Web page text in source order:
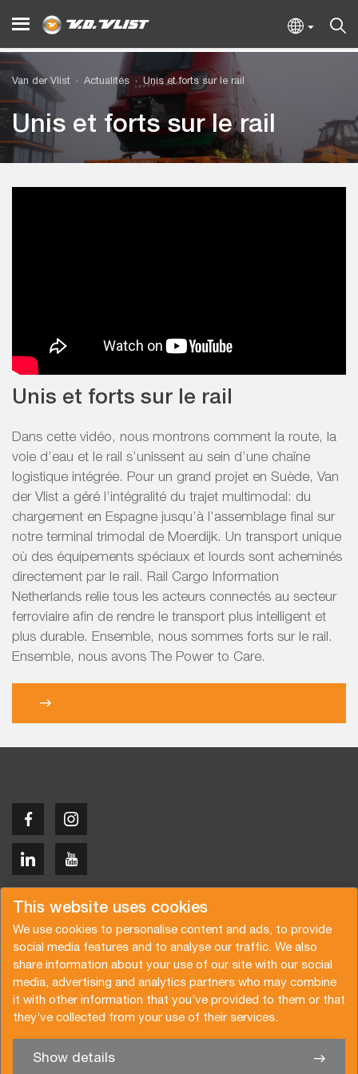
This website uses cookies
We use cookies to personalise content and ads, to provide
social media features and to analyse our traffic. We also
share information about your use of our site with our social
media, advertising and analytics partners who may combine
it with other information that you’ve provided to them or that
they’ve collected from your use of their services.
Show details
Van der Vlist Actualités Unis et forts sur le rail
Unis et forts sur le rail
Unis et forts sur le rail
Dans cette vidéo, nous montrons comment la route, la
voie d’eau et le rail s’unissent au sein d’une chaîne
logistique intégrée. Pour un grand projet en Suède, Van
der Vlist a géré l’intégralité du trajet multimodal: du
chargement en Espagne jusqu’à l’assemblage final sur
notre terminal trimodal de Moerdijk. Un transport unique
où des équipements spéciaux et lourds sont acheminés
directement par le rail. Rail Cargo Information
Netherlands relie tous les acteurs connectés au secteur
ferroviaire afin de rendre le transport plus intelligent et
plus durable. Ensemble, nous sommes forts sur le rail.
Ensemble, nous avons The Power to Care.
Copyright © 2026 Van der Vlist
Demandez un devis
Abonnez-vous à notre newsletter
Conditions générales
Politique de confidentialité
Brochure
Certifications